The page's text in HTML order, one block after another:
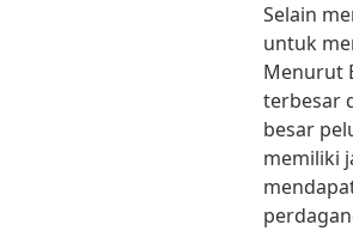
Selain
untuk
Menurut
terbesar
besar
memiliki